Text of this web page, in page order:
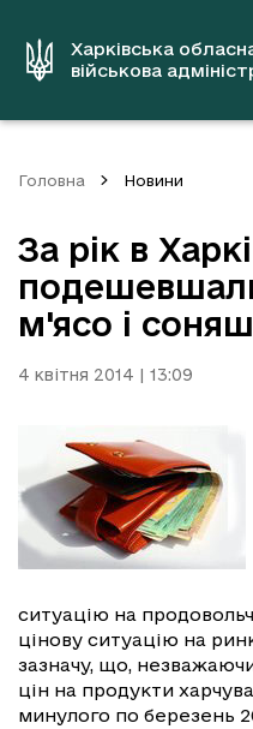
вмістуХарківська
військова
Головна Новини
За рік в
м'ясо і
4 квітня 2014 | 13:09
ситуацію на
цінову ситуацію на
зазначу, що,
цін на продукти
минулого по березень